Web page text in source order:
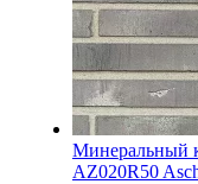
Минеральный
AZ020R50